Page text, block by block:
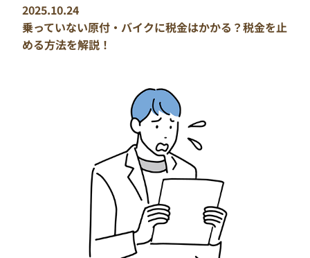
2025.10.24
乗っていない原付・バイクに税金はかかる？税金を止
める方法を解説！